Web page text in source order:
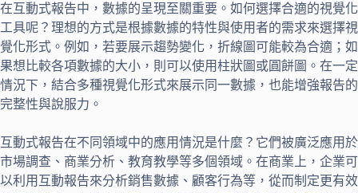
在互動式報告中，數據的呈現至關重要。如何選擇合適的視覺化
工具呢？理想的方式是根據數據的特性與使用者的需求來選擇視
覺化形式。例如，若要展示趨勢變化，折線圖可能較為合適；如
果想比較各項數據的大小，則可以使用柱狀圖或圓餅圖。在一定
情況下，結合多種視覺化形式來展示同一數據，也能增強報告的
完整性與說服力。
互動式報告在不同領域中的應用情況是什麼？它們被廣泛應用於
市場調查、商業分析、教育教學等多個領域。在商業上，企業可
以利用互動報告來分析銷售數據、顧客行為等，從而制定更有效